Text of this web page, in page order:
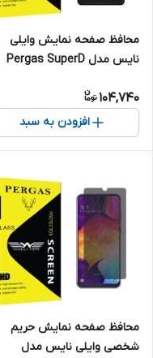
محافظ صفحه نمایش وایلی
نایس مدل Pergas SuperD
موبایل سامسونگ Galaxy M51
104,740
افزودن به سبد
محافظ صفحه نمایش حریم
شخصی وایلی نایس مدل